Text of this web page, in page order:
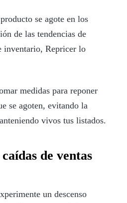
se agote en los
de las tendencias de
inventario, Repricer lo
medidas para reponer
se agoten, evitando la
vivos tus listados.
de ventas
un descenso